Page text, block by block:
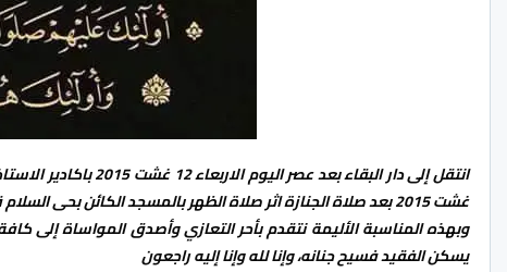
غشت 2015 بعد صلاة الجنازة اثر صلاة الظهر بالمسجد الكائن بحى السلام قرب ساحة محطة سيارات الاجرة الصغيرة
وبهذه المناسبة الأليمة نتقدم بأحر التعازي وأصدق المواساة إلى
يسكن الفقيد فسيح جنانه، وإنا لله وإنا إليه راجعون